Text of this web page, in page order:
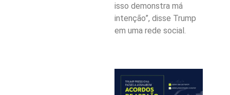
isso demonstra má
intenção”, disse Trump
em uma rede social.